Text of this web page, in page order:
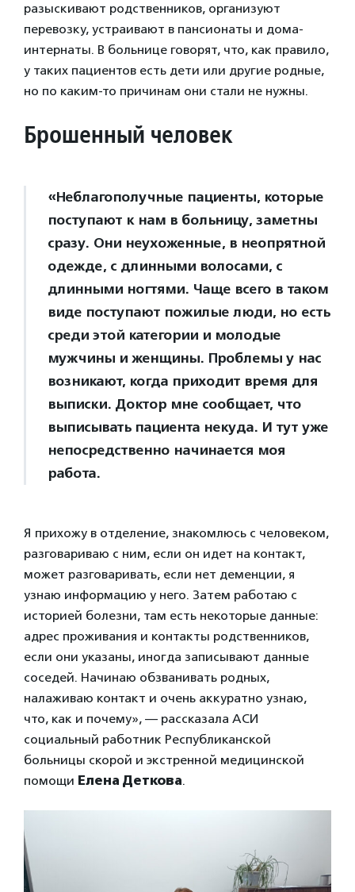
разыскивают родственников, организуют
перевозку, устраивают в пансионаты и дома-
интернаты. В больнице говорят, что, как правило,
у таких пациентов есть дети или другие родные,
но по каким-то причинам они стали не нужны.
Брошенный человек
«Неблагополучные пациенты, которые
поступают к нам в больницу, заметны
сразу. Они неухоженные, в неопрятной
одежде, с длинными волосами, с
длинными ногтями. Чаще всего в таком
виде поступают пожилые люди, но есть
среди этой категории и молодые
мужчины и женщины. Проблемы у нас
возникают, когда приходит время для
выписки. Доктор мне сообщает, что
выписывать пациента некуда. И тут уже
непосредственно начинается моя
работа.
Я прихожу в отделение, знакомлюсь с человеком,
разговариваю с ним, если он идет на контакт,
может разговаривать, если нет деменции, я
узнаю информацию у него. Затем работаю с
историей болезни, там есть некоторые данные:
адрес проживания и контакты родственников,
если они указаны, иногда записывают данные
соседей. Начинаю обзванивать родных,
налаживаю контакт и очень аккуратно узнаю,
что, как и почему», — рассказала АСИ
социальный работник Республиканской
больницы скорой и экстренной медицинской
помощи Елена Деткова.